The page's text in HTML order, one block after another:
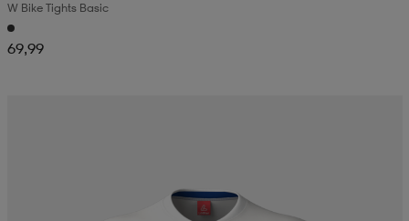
W Bike Tights Basic
69,99